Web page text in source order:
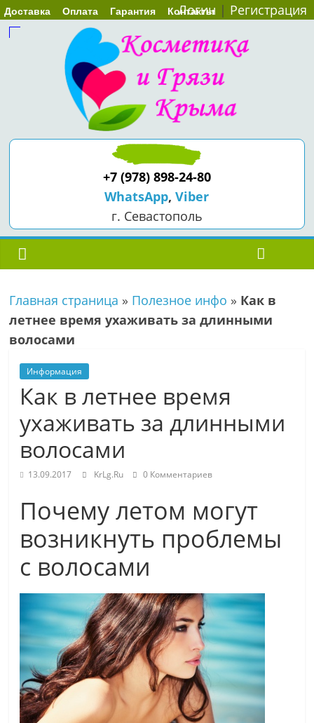
Доставка Оплата Гарантия Контакты
Логин | Регистрация
+7 (978) 898-24-80
WhatsApp,Viber
г. Севастополь
Главная страница » Полезное инфо » Как в
летнее время ухаживать за длинными
волосами
Информация
Как в летнее время
ухаживать за длинными
волосами
13.09.2017 KrLg.Ru 0 Комментариев
Почему летом могут
возникнуть проблемы
с волосами